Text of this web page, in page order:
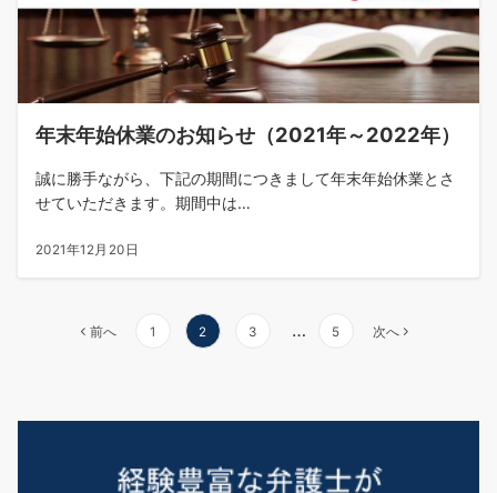
年末年始休業のお知らせ（2021年～2022年）
誠に勝手ながら、下記の期間につきまして年末年始休業とさ
せていただきます。期間中は…
2021年12月20日
前へ 1 2 3 … 5 次へ